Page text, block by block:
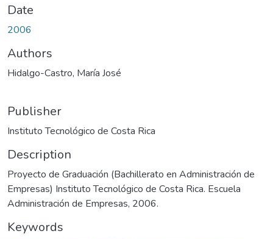
Date
2006
Authors
Hidalgo-Castro, María José
Publisher
Instituto Tecnológico de Costa Rica
Description
Proyecto de Graduación (Bachillerato en Administración de
Empresas) Instituto Tecnológico de Costa Rica. Escuela
Administración de Empresas, 2006.
Keywords